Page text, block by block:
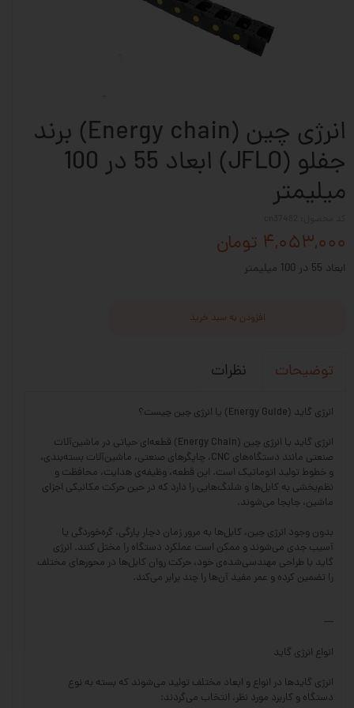
انرژی چین (Energy chain) برند
جفلو (JFLO) ابعاد 55 در 100
میلیمتر
۴,۰۵۳,۰۰۰ تومان
ابعاد 55 در 100 میلیمتر
افزودن به سبد خرید
توضیحات نظرات
انرژی گاید (Energy Guide) یا انرژی چین چیست؟
انرژی گاید یا انرژی چین (Energy Chain) قطعه‌ای حیاتی در ماشین‌آلات
صنعتی مانند دستگاه‌های CNC، چاپگرهای صنعتی، ماشین‌آلات بسته‌بندی،
و خطوط تولید اتوماتیک است. این قطعه، وظیفه‌ی هدایت، محافظت و
نظم‌بخشی به کابل‌ها و شلنگ‌هایی را دارد که در حین حرکت مکانیکی اجزای
ماشین، جابجا می‌شوند.
بدون وجود انرژی چین، کابل‌ها به مرور زمان دچار پارگی، گره‌خوردگی یا
آسیب جدی می‌شوند و ممکن است عملکرد دستگاه را مختل کنند. انرژی
گاید با طراحی مهندسی‌شده‌ی خود، حرکت روان کابل‌ها در محورهای مختلف
را تضمین کرده و عمر مفید آن‌ها را چند برابر می‌کند.
---
انواع انرژی گاید
انرژی گایدها در انواع و ابعاد مختلف تولید می‌شوند که بسته به نوع
دستگاه و کاربرد مورد نظر، انتخاب می‌گردند: